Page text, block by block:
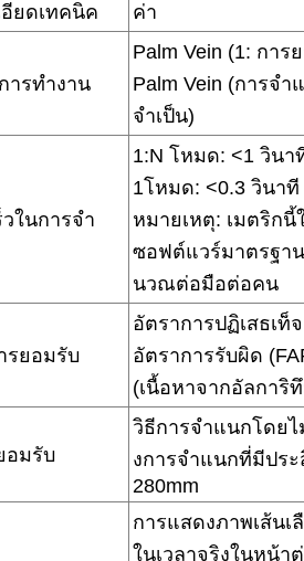
อียดเทคนิค ค่า
ารทํางาน
Palm Vein (1: การ
Palm Vein (การจํา
จําเป็น)
ในการจํา
1:N โหมด: <1 วินา
1โหมด: <0.3 วินาที
หมายเหตุ: เมตริก
ซอฟต์แวร์มาตรฐา
นวณต่อมือต่อคน
รยอมรับ
อัตราการปฏิเสธเท็
อัตราการรับผิด
(เนื้อหาจากอัลการิ
อมรับ
วิธีการจําแนกโดย
งการจําแนกที่มีปร
280mm
การแสดงภาพเส้นเ
ในเวลาจริงในหน้า